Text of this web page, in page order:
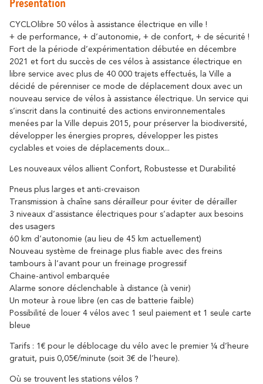
Le Lac de la Cavayère
Là où la nature résonne
Le Canal du Midi
Là où la naturerésonne
Là où la diversité résonne
Que faire à
Destination écoresponsable
Tourisme & handicap
À vélo
Partenaires
Boutique en ligne
Contact Brochures
FAQ
Découvrez tous les grands évènements
l'Embrasement de la Cité, la Magie de
Noël, la Féria, le Tour de France... sont des
moments inoubliables à Carcassonne.
Tous les temps forts
Présentation
CYCLOlibre 50 vélos à assistance électrique en ville !
+ de performance, + d’autonomie, + de confort, + de sécurité !
Fort de la période d’expérimentation débutée en décembre
2021 et fort du succès de ces vélos à assistance électrique en
libre service avec plus de 40 000 trajets effectués, la Ville a
décidé de pérenniser ce mode de déplacement doux avec un
nouveau service de vélos à assistance électrique. Un service qui
s’inscrit dans la continuité des actions environnementales
menées par la Ville depuis 2015, pour préserver la biodiversité,
développer les énergies propres, développer les pistes
cyclables et voies de déplacements doux...
Les nouveaux vélos allient Confort, Robustesse et Durabilité
Pneus plus larges et anti-crevaison
Transmission à chaîne sans dérailleur pour éviter de dérailler
3 niveaux d’assistance électriques pour s’adapter aux besoins
des usagers
60 km d’autonomie (au lieu de 45 km actuellement)
Nouveau système de freinage plus fiable avec des freins
tambours à l’avant pour un freinage progressif
Chaine-antivol embarquée
Alarme sonore déclenchable à distance (à venir)
Un moteur à roue libre (en cas de batterie faible)
Possibilité de louer 4 vélos avec 1 seul paiement et 1 seule carte
bleue
Tarifs : 1€ pour le déblocage du vélo avec le premier ¼ d’heure
gratuit, puis 0,05€/minute (soit 3€ de l’heure).
Où se trouvent les stations vélos ?